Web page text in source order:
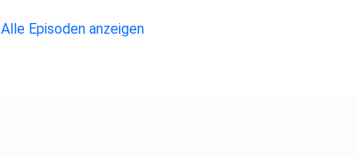
Alle Episoden anzeigen